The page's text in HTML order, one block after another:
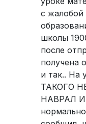
с жалобой
школы
после
получена
и так.. На
ТАКОГО
НАВРАЛ